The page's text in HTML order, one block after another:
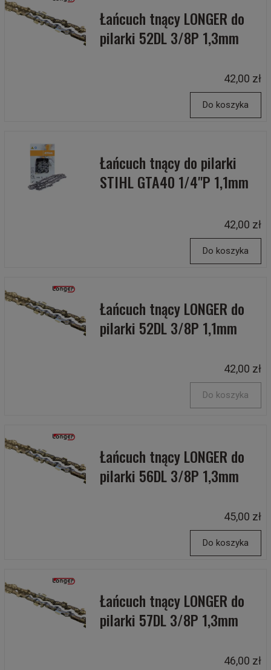
Łańcuch tnący LONGER do
pilarki 52DL 3/8P 1,3mm
42,00 zł
Do koszyka
Łańcuch tnący do pilarki
STIHL GTA40 1/4"P 1,1mm
42,00 zł
Do koszyka
Łańcuch tnący LONGER do
pilarki 52DL 3/8P 1,1mm
42,00 zł
Do koszyka
Łańcuch tnący LONGER do
pilarki 56DL 3/8P 1,3mm
45,00 zł
Do koszyka
Łańcuch tnący LONGER do
pilarki 57DL 3/8P 1,3mm
46,00 zł